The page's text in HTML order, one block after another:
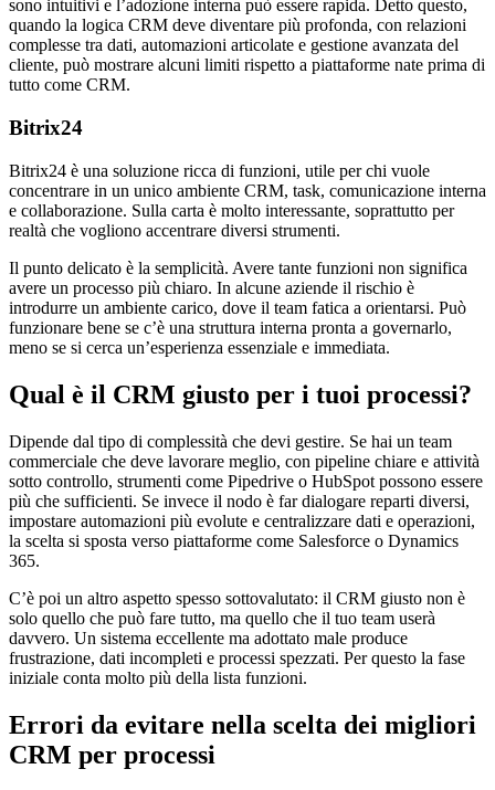
sono intuitivi e l’adozione interna può essere rapida. Detto questo,
quando la logica CRM deve diventare più profonda, con relazioni
complesse tra dati, automazioni articolate e gestione avanzata del
cliente, può mostrare alcuni limiti rispetto a piattaforme nate prima di
tutto come CRM.
Bitrix24
Bitrix24 è una soluzione ricca di funzioni, utile per chi vuole
concentrare in un unico ambiente CRM, task, comunicazione interna
e collaborazione. Sulla carta è molto interessante, soprattutto per
realtà che vogliono accentrare diversi strumenti.
Il punto delicato è la semplicità. Avere tante funzioni non significa
avere un processo più chiaro. In alcune aziende il rischio è
introdurre un ambiente carico, dove il team fatica a orientarsi. Può
funzionare bene se c’è una struttura interna pronta a governarlo,
meno se si cerca un’esperienza essenziale e immediata.
Qual è il CRM giusto per i tuoi processi?
Dipende dal tipo di complessità che devi gestire. Se hai un team
commerciale che deve lavorare meglio, con pipeline chiare e attività
sotto controllo, strumenti come Pipedrive o HubSpot possono essere
più che sufficienti. Se invece il nodo è far dialogare reparti diversi,
impostare automazioni più evolute e centralizzare dati e operazioni,
la scelta si sposta verso piattaforme come Salesforce o Dynamics
365.
C’è poi un altro aspetto spesso sottovalutato: il CRM giusto non è
solo quello che può fare tutto, ma quello che il tuo team userà
davvero. Un sistema eccellente ma adottato male produce
frustrazione, dati incompleti e processi spezzati. Per questo la fase
iniziale conta molto più della lista funzioni.
Errori da evitare nella scelta dei migliori
CRM per processi